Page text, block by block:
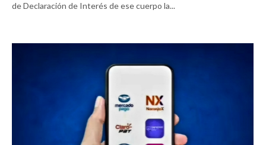
de Declaración de Interés de ese cuerpo la...